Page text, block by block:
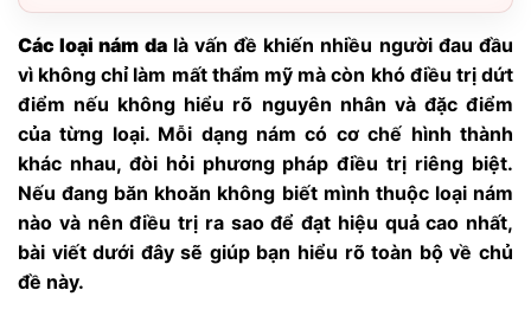
Các loại nám dalà vấn đề khiến nhiều người đau đầu
vì không chỉ làm mất thẩm mỹ mà còn khó điều trị dứt
điểm nếu không hiểu rõ nguyên nhân và đặc điểm
của từng loại. Mỗi dạng nám có cơ chế hình thành
khác nhau, đòi hỏi phương pháp điều trị riêng biệt.
Nếu đang băn khoăn không biết mình thuộc loại nám
nào và nên điều trị ra sao để đạt hiệu quả cao nhất,
bài viết dưới đây sẽ giúp bạn hiểu rõ toàn bộ về chủ
đề này.